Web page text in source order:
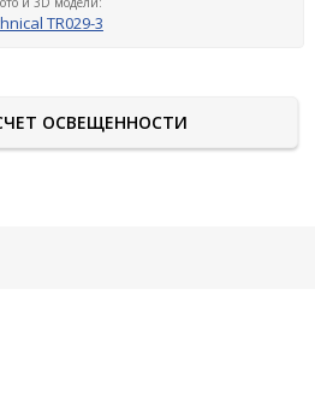
TR029-3
ОСВЕЩЕННОСТИ